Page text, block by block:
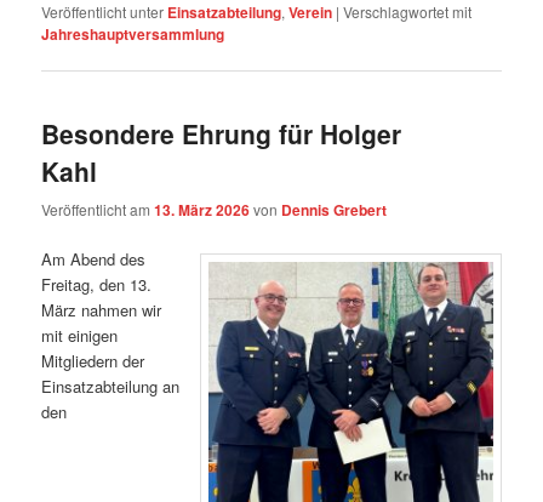
Veröffentlicht unter Einsatzabteilung,Verein |Verschlagwortet mit
Jahreshauptversammlung
Besondere Ehrung für Holger
Kahl
Veröffentlicht am13. März 2026von Dennis Grebert
Am Abend des
Freitag, den 13.
März nahmen wir
mit einigen
Mitgliedern der
Einsatzabteilung an
den